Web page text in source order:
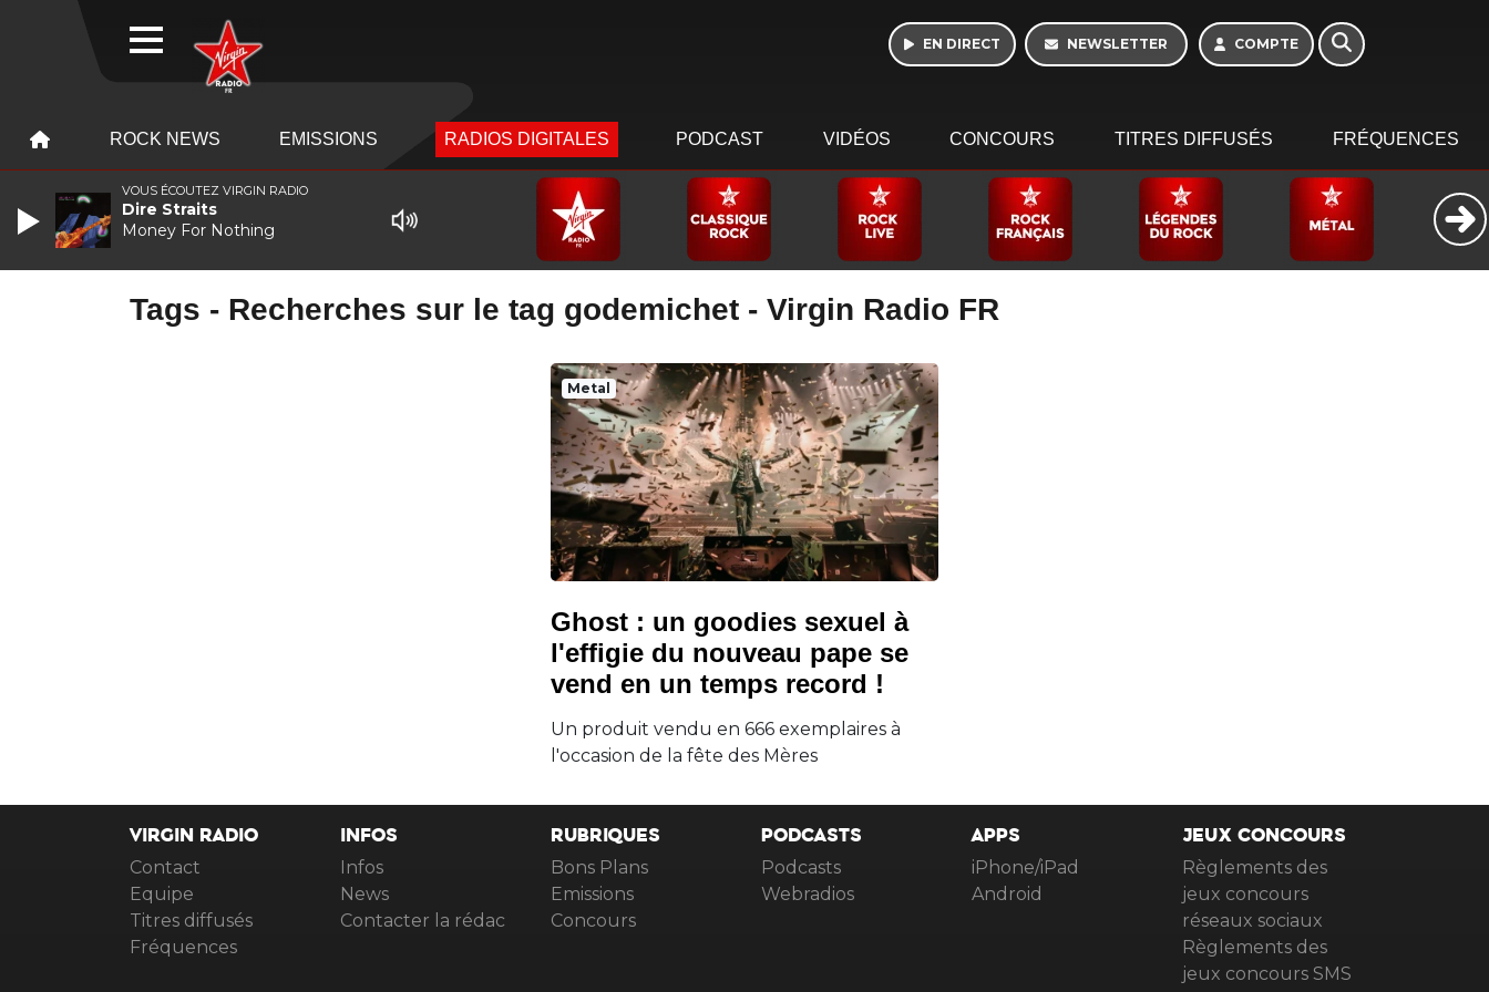
EN DIRECT NEWSLETTER COMPTE
ROCK NEWS EMISSIONS RADIOS DIGITALES PODCAST VIDÉOS CONCOURS TITRES DIFFUSÉS FRÉQUENCES
Tags - Recherches sur le tag godemichet - Virgin Radio FR
Metal
Ghost : un goodies sexuel à
l'effigie du nouveau pape se
vend en un temps record !
Un produit vendu en 666 exemplaires à
l'occasion de la fête des Mères
VIRGIN RADIO
Contact
Equipe
Titres diffusés
Fréquences
INFOS
Infos
News
Contacter la rédac
RUBRIQUES
Bons Plans
Emissions
Concours
PODCASTS
Podcasts
Webradios
APPS
iPhone/iPad
Android
JEUX CONCOURS
Règlements des
jeux concours
réseaux sociaux
Règlements des
jeux concours SMS
VOUS ÉCOUTEZ VIRGIN RADIO
Dire Straits
Money For Nothing
WEBRADIO